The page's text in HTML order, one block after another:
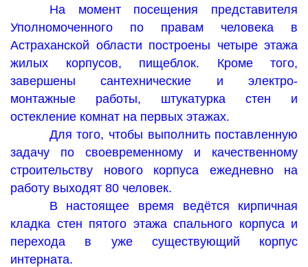
На момент посещения представителя
Уполномоченного по правам человека в
Астраханской области построены четыре этажа
жилых корпусов, пищеблок. Кроме того,
завершены сантехнические и электро-
монтажные работы, штукатурка стен и
остекление комнат на первых этажах.
Для того, чтобы выполнить поставленную
задачу по своевременному и качественному
строительству нового корпуса ежедневно на
работу выходят 80 человек.
В настоящее время ведётся кирпичная
кладка стен пятого этажа спального корпуса и
перехода в уже существующий корпус
интерната.